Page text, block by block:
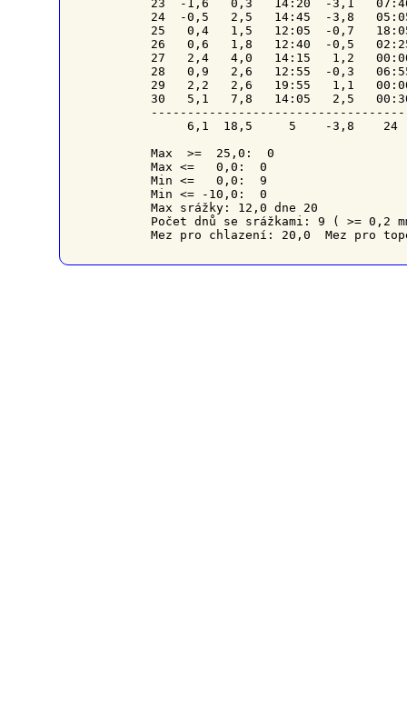
23  -1,6   0,3   14:20  -3,1
24  -0,5   2,5   14:45  -3,8
25   0,4   1,5   12:05  -0,7
26   0,6   1,8   12:40  -0,5
27   2,4   4,0   14:15   1,2
28   0,9   2,6   12:55  -0,3
29   2,2   2,6   19:55   1,1
30   5,1   7,8   14:05   2,5
6,1  18,5     5    -3,8    24
Max  >=  25,0:  0
Max <=   0,0:  0
Min <=   0,0:  9
Min <= -10,0:  0
Max srážky: 12,0 dne 20
Počet dnů se srážkami: 9 ( >= 0,2